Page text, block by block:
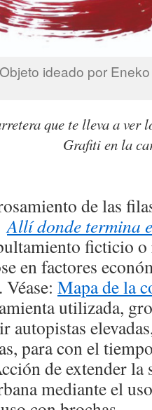
Objeto ideado por Eneko
que te lleva a ver
Grafiti en la
de las
Allí donde termina
ficticio o
en factores
Mapa de la
utilizada,
para con el
de extender la
mediante el